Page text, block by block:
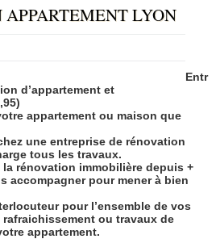
APPARTEMENT LYON
Entr
d’appartement et
appartement ou maison que
une entreprise de rénovation
tous les travaux.
la rénovation immobilière depuis +
accompagner pour mener à bien
pour l’ensemble de vos
ou travaux de
appartement.